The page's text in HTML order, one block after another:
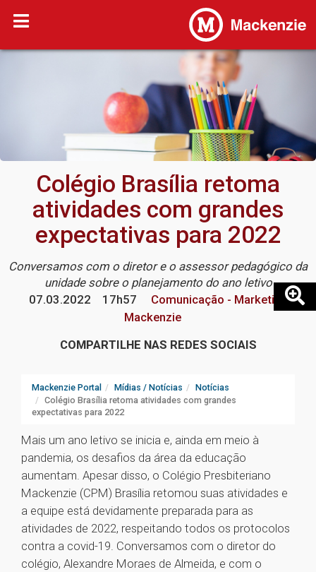
Colégio Brasília retoma
atividades com grandes
expectativas para 2022
Conversamos com o diretor e o assessor pedagógico da
unidade sobre o planejamento do ano letivo
07.03.2022
17h57
Comunicação - Marketing
Mackenzie
COMPARTILHE NAS REDES SOCIAIS
Mackenzie Portal Mídias / Notícias
Notícias
Colégio Brasília retoma atividades com grandes
expectativas para 2022
Mais um ano letivo se inicia e, ainda em meio à
pandemia, os desafios da área da educação
aumentam. Apesar disso, o Colégio Presbiteriano
Mackenzie (CPM) Brasília retomou suas atividades e
a equipe está devidamente preparada para as
atividades de 2022, respeitando todos os protocolos
contra a covid-19. Conversamos com o diretor do
colégio, Alexandre Moraes de Almeida, e com o